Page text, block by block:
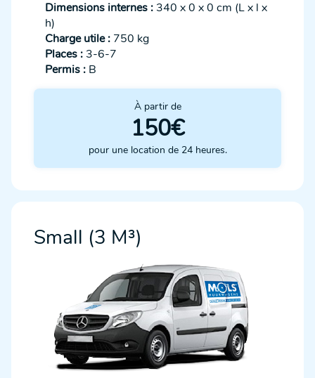
Dimensions internes : 340 x 0 x 0 cm (L x l x
h)
Charge utile : 750 kg
Places : 3-6-7
Permis : B
À partir de
150€
pour une location de 24 heures.
Small (3 M³)